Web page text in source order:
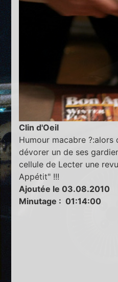
Clin d'Oeil
Humour macabre ?:alors
dévorer un de ses
cellule de Lecter une
Appétit" !!!
Ajoutée le 03.08.2010
Minutage : 01:14:00